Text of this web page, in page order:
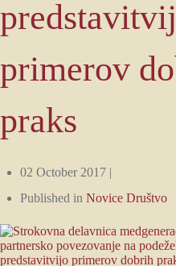
primerov
praks
02 October 2017 |
Published in Novice Društvo